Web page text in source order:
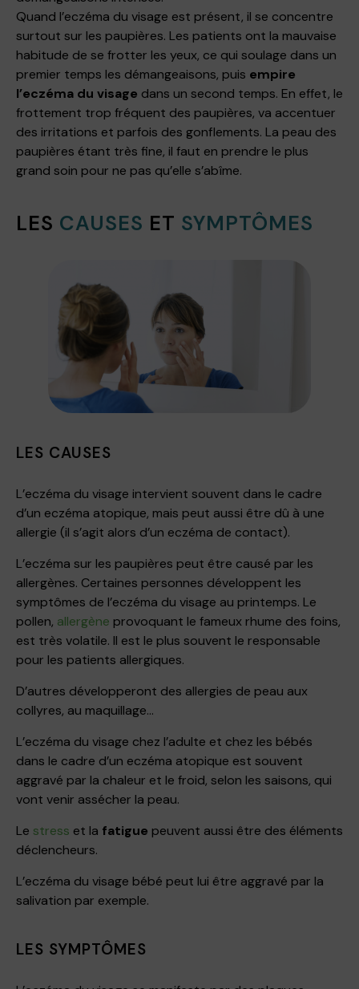
Quand l’eczéma du visage est présent, il se concentre
surtout sur les paupières. Les patients ont la mauvaise
habitude de se frotter les yeux, ce qui soulage dans un
premier temps les démangeaisons, puis empire
l’eczéma du visage dans un second temps. En effet, le
frottement trop fréquent des paupières, va accentuer
des irritations et parfois des gonflements. La peau des
paupières étant très fine, il faut en prendre le plus
grand soin pour ne pas qu’elle s’abîme.
LES CAUSES ET SYMPTÔMES
LES CAUSES
L’eczéma du visage intervient souvent dans le cadre
d’un eczéma atopique, mais peut aussi être dû à une
allergie (il s’agit alors d’un eczéma de contact).
L’eczéma sur les paupières peut être causé par les
allergènes. Certaines personnes développent les
symptômes de l’eczéma du visage au printemps. Le
pollen, allergène provoquant le fameux rhume des foins,
est très volatile. Il est le plus souvent le responsable
pour les patients allergiques.
D’autres développeront des allergies de peau aux
collyres, au maquillage…
L’eczéma du visage chez l’adulte et chez les bébés
dans le cadre d’un eczéma atopique est souvent
aggravé par la chaleur et le froid, selon les saisons, qui
vont venir assécher la peau.
Le stress et la fatigue peuvent aussi être des éléments
déclencheurs.
L’eczéma du visage bébé peut lui être aggravé par la
salivation par exemple.
LES SYMPTÔMES